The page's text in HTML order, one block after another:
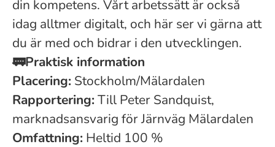
din kompetens. Vårt arbetssätt är också
idag alltmer digitalt, och här ser vi gärna att
du är med och bidrar i den utvecklingen.
🚃Praktisk information
Placering: Stockholm/Mälardalen
Rapportering:Till Peter Sandquist,
marknadsansvarig för Järnväg Mälardalen
Omfattning: Heltid 100 %